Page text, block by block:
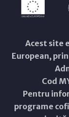
Acest site
European,
Cod
Pentru
programe